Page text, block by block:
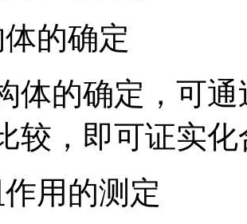
的确定
体的确定，可
较，即可证实
用的测定